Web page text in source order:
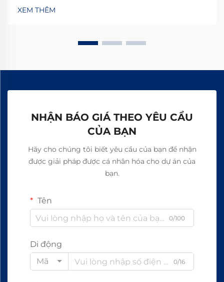
bảo an toàn không chứa amiăng. Khám phá cách các
nhà sản xuất hàng đầu thế giới đạt độ tin cậy 99,8%—
XEM THÊM
NHẬN BÁO GIÁ THEO YÊU CẦU
CỦA BẠN
Hãy cho chúng tôi biết yêu cầu của bạn để nhận
được giải pháp được cá nhân hóa cho dự án của
bạn.
Tên
0/100
Di động
Mã
0/16